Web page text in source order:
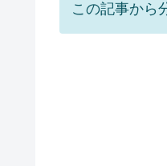
この記事から